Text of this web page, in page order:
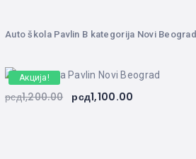
Auto škola Pavlin B kategorija Novi Beograd
Акција!
рсд1,200.00 рсд1,100.00